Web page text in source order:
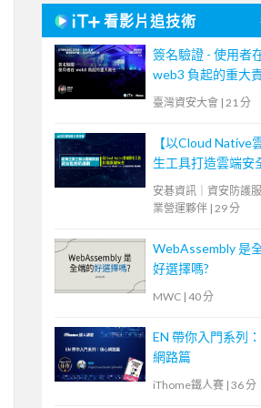
看影片追技術
簽名驗證 - 使用者
web3 負起的重大
臺灣資安大會 | 21 分
【以Cloud Native
生工具打造雲端安
安碁資訊｜資安防護
業營運夥伴 | 29 分
WebAssembly 是
好選擇嗎?
MWC | 40 分
EN 帶你入門系列
網路篇
iThome鐵人賽 | 36 分